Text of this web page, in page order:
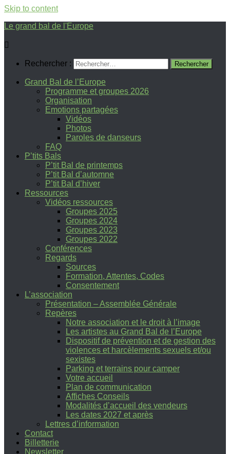
Skip to content
Le grand bal de l'Europe
Rechercher :
Grand Bal de l’Europe
Programme et groupes 2026
Organisation
Emotions partagées
Vidéos
Photos
Paroles de danseurs
FAQ
P’tits Bals
P’tit Bal de printemps
P’tit Bal d’automne
P’tit Bal d’hiver
Ressources
Vidéos ressources
Groupes 2025
Groupes 2024
Groupes 2023
Groupes 2022
Conférences
Regards
Sources
Formation, Attentes, Codes
Consentement
L’association
Présentation – Assemblée Générale
Repères
Notre association et le droit à l’image
Les artistes au Grand Bal de l’Europe
Dispositif de prévention et de gestion des
violences et harcèlements sexuels et/ou
sexistes
Parking et terrains pour camper
Votre accueil
Plan de communication
Affiches Conseils
Modalités d’accueil des vendeurs
Les dates 2027 et après
Lettres d’information
Contact
Billetterie
Newsletter